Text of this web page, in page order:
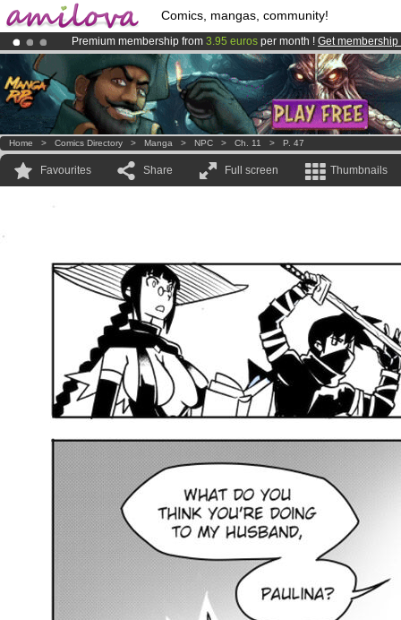
Comics, mangas, community!
Premium membership from 3.95 euros per month ! Get membership
AmilovaKickstarter is now LIVE!.
Already 100000membersand 1000 comics & mangas!.
Home > Comics Directory > Manga > NPC > Ch. 11 > P. 47
Favourites Share Full screen Thumbnails